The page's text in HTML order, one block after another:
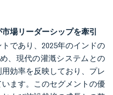
場リーダーシップを牽引
であり、2025年のインドの
、現代の灌漑システムとの
効率を反映しており、プレ
ます。このセグメントの優